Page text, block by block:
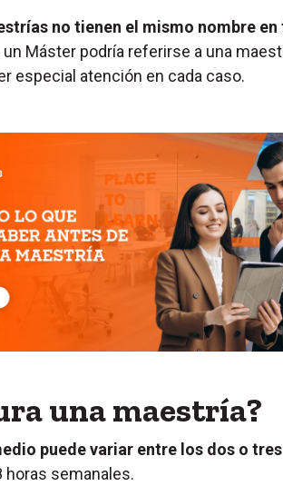
no tienen el mismo nombre
Máster podría referirse a una
especial atención en cada caso.
una maestría?
puede variar entre los dos o
horas semanales.